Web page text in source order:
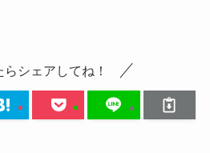
らシェアしてね！